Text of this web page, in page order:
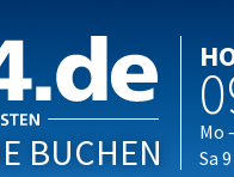
BUCHEN
Mo
Sa